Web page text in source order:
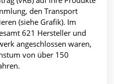
den Transport
(siehe Grafik). Im
621 Hersteller und
angeschlossen waren,
von über 150